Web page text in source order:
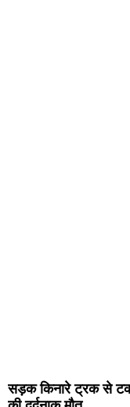
सड़क किनारे ट्रक से